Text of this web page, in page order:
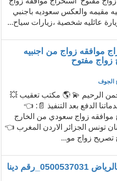
مقيمه والعكس سعوديه باجنبي
عائليه شخصية ،زيارات سياح...
موافقه زواج من اجنبيه
زواج مفتوح
الجوف
الرحيم 💫 🌎 مكتب تعقيب 💥
الدفع بعد التنفيذ 📄: 👈
زواج سعودي من الخارج
تونس الجزائر الاردن المغرب 👈
زواج مو...
دينا مشاوير بالرياض 0500537031_رقم دينا